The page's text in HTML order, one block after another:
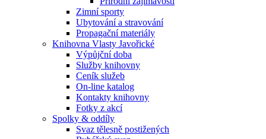
Zimní sporty
Ubytování a stravování
Propagační materiály
Knihovna Vlasty Javořické
Výpůjční doba
Služby knihovny
Ceník služeb
On-line katalog
Kontakty knihovny
Fotky z akcí
Spolky & oddíly
Svaz tělesně postižených